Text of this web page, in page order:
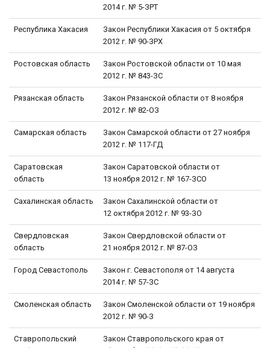
2014 г. № 5-ЗРТ
Республика Хакасия
Закон Республики Хакасия от 5 октября
2012 г. № 90-ЗРХ
Ростовская область
Закон Ростовской области от 10 мая
2012 г. № 843-ЗС
Рязанская область
Закон Рязанской области от 8 ноября
2012 г. № 82-ОЗ
Самарская область
Закон Самарской области от 27 ноября
2012 г. № 117-ГД
Саратовская
область
Закон Саратовской области от
13 ноября 2012 г. № 167-ЗСО
Сахалинская область
Закон Сахалинской области от
12 октября 2012 г. № 93-ЗО
Свердловская
область
Закон Свердловской области от
21 ноября 2012 г. № 87-ОЗ
Город Севастополь
Закон г. Севастополя от 14 августа
2014 г. № 57-ЗС
Смоленская область
Закон Смоленской области от 19 ноября
2012 г. № 90-З
Ставропольский
Закон Ставропольского края от